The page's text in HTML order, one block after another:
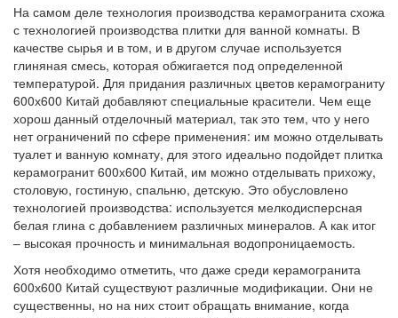
На самом деле технология производства керамогранита схожа
с технологией производства плитки для ванной комнаты. В
качестве сырья и в том, и в другом случае используется
глиняная смесь, которая обжигается под определенной
температурой. Для придания различных цветов керамограниту
600х600 Китай добавляют специальные красители. Чем еще
хорош данный отделочный материал, так это тем, что у него
нет ограничений по сфере применения: им можно отделывать
туалет и ванную комнату, для этого идеально подойдет плитка
керамогранит 600х600 Китай, им можно отделывать прихожу,
столовую, гостиную, спальню, детскую. Это обусловлено
технологией производства: используется мелкодисперсная
белая глина с добавлением различных минералов. А как итог
– высокая прочность и минимальная водопроницаемость.
Хотя необходимо отметить, что даже среди керамогранита
600х600 Китай существуют различные модификации. Они не
существенны, но на них стоит обращать внимание, когда